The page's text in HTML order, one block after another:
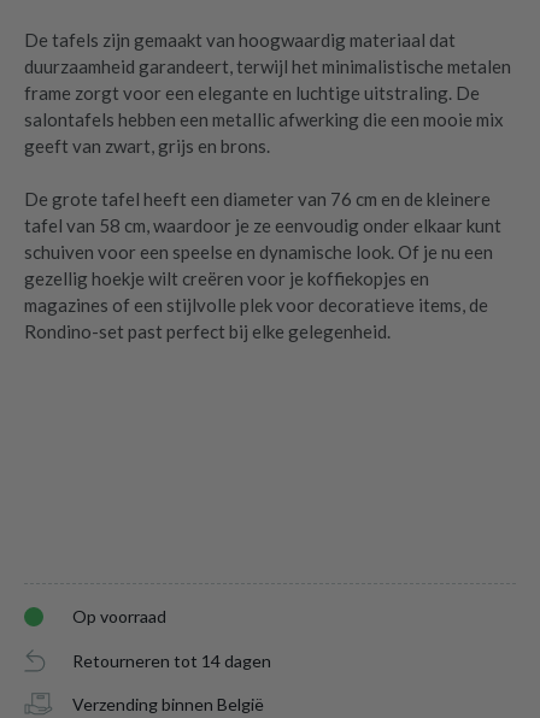
De tafels zijn gemaakt van hoogwaardig materiaal dat
duurzaamheid garandeert, terwijl het minimalistische metalen
frame zorgt voor een elegante en luchtige uitstraling. De
salontafels hebben een metallic afwerking die een mooie mix
geeft van zwart, grijs en brons.
De grote tafel heeft een diameter van 76 cm en de kleinere
tafel van 58 cm, waardoor je ze eenvoudig onder elkaar kunt
schuiven voor een speelse en dynamische look. Of je nu een
gezellig hoekje wilt creëren voor je koffiekopjes en
magazines of een stijlvolle plek voor decoratieve items, de
Rondino-set past perfect bij elke gelegenheid.
Op voorraad
Retourneren tot 14 dagen
Verzending binnen België